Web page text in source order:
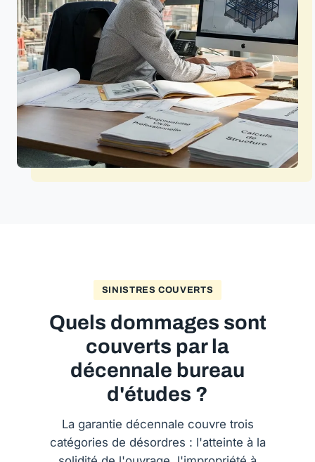
SINISTRES COUVERTS
Quels dommages sont
couverts par la
décennale bureau
d'études ?
La garantie décennale couvre trois
catégories de désordres : l'atteinte à la